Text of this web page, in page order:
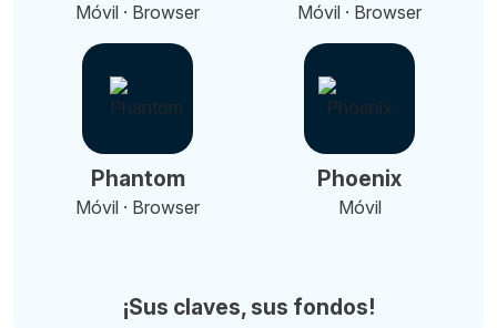
Móvil · Browser Móvil · Browser
Phantom
Móvil · Browser
Phoenix
Móvil
¡Sus claves, sus fondos!